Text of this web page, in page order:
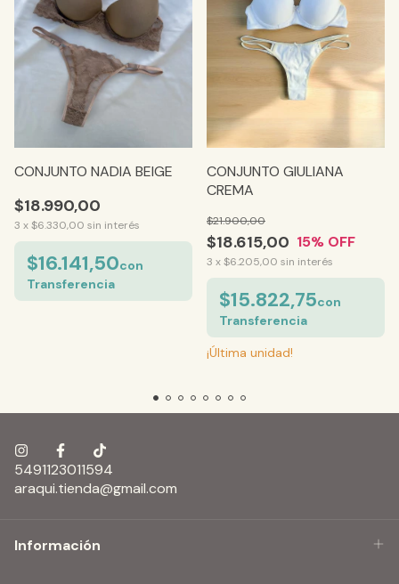
CONJUNTO NADIA BEIGE
$18.990,00
3 x$6.330,00 sin interés
$16.141,50con
Transferencia
CONJUNTO GIULIANA
CREMA
$18.615,00
$21.900,00
15% OFF
3 x$6.205,00 sin interés
$15.822,75con
Transferencia
¡Última unidad!
5491123011594
araqui.tienda@gmail.com
Información